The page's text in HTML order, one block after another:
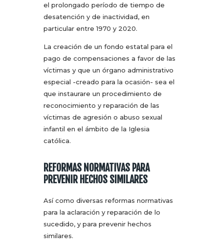
el prolongado período de tiempo de
desatención y de inactividad, en
particular entre 1970 y 2020.
La creación de un fondo estatal para el
pago de compensaciones a favor de las
víctimas y que un órgano administrativo
especial -creado para la ocasión- sea el
que instaurare un procedimiento de
reconocimiento y reparación de las
víctimas de agresión o abuso sexual
infantil en el ámbito de la Iglesia
católica.
REFORMAS NORMATIVAS PARA
PREVENIR HECHOS SIMILARES
Así como diversas reformas normativas
para la aclaración y reparación de lo
sucedido, y para prevenir hechos
similares.